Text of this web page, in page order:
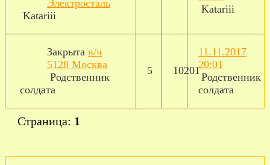
Электросталь
Katariii
Katariii
Закрыта в/ч
5128 Москва
Родственник
солдата
5 10201
11.11.2017
20:01
Родственник
солдата
Страница: 1